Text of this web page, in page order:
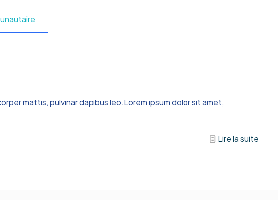
mattis, pulvinar dapibus leo.Lorem ipsum dolor sit amet,
Lire la suite